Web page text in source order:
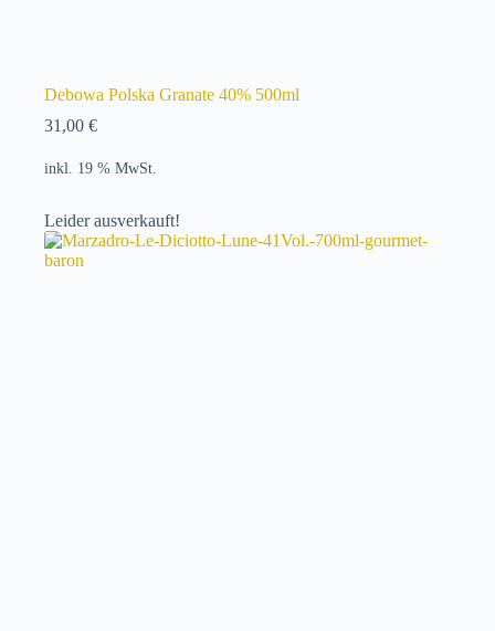
Debowa Polska Granate 40% 500ml
31,00 €
inkl. 19 % MwSt.
Leider ausverkauft!